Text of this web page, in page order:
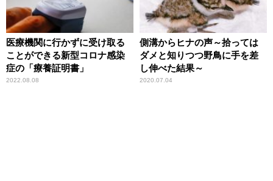
医療機関に行かずに受け取る
ことができる新型コロナ感染
症の「療養証明書」
2022.08.08
側溝からヒナの声～拾っては
ダメと知りつつ野鳥に手を差
し伸べた結果～
2020.07.04